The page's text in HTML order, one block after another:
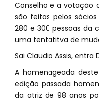
Conselho e a votação
são feitas pelos
280 e 300 pessoas da
uma tentatitva de
Sai Claudio Assis, entra
A homenageada
edição passada
da atriz de 98 anos